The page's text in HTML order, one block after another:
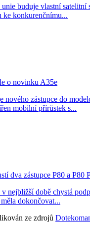
buduje vlastní satelitní
ke konkurenčnímu...
o novinku A35e
nového zástupce do
mobilní přírůstek s...
dva zástupce P80 a P80
v nejbližší době chystá
dokončovat...
ze zdrojů